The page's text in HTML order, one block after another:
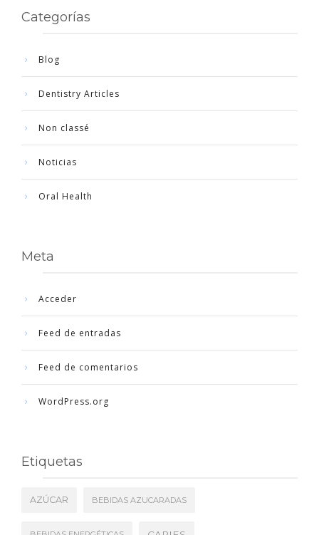
Categorías
Blog
Dentistry Articles
Non classé
Noticias
Oral Health
Meta
Acceder
Feed de entradas
Feed de comentarios
WordPress.org
Etiquetas
AZÚCAR BEBIDAS AZUCARADAS